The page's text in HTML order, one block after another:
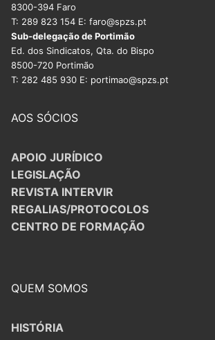
8300-394 Faro
T: 289 823 154 E: faro@spzs.pt
Sub-delegação de Portimão
Ed. dos Sindicatos, Qta. do Bispo
8500-720 Portimão
T: 282 485 930 E: portimao@spzs.pt
AOS SÓCIOS
APOIO JURÍDICO
LEGISLAÇÃO
REVISTA INTERVIR
REGALIAS/PROTOCOLOS
CENTRO DE FORMAÇÃO
QUEM SOMOS
HISTÓRIA